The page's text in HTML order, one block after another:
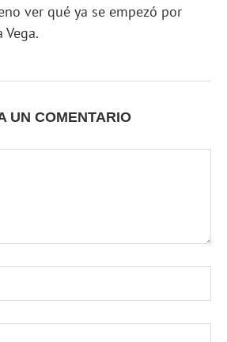
ver qué ya se empezó por
UN COMENTARIO